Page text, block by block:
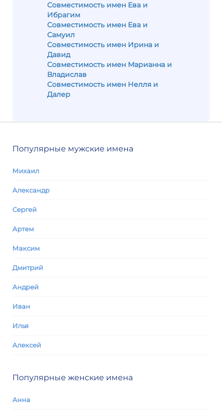
Совместимость имен Ева и
Ибрагим
Совместимость имен Ева и
Самуил
Совместимость имен Ирина и
Давид
Совместимость имен Марианна и
Владислав
Совместимость имен Нелля и
Далер
Популярные мужские имена
Михаил
Александр
Сергей
Артем
Максим
Дмитрий
Андрей
Иван
Илья
Алексей
Популярные женские имена
Анна